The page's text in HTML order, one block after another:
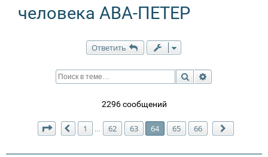
человека АВА-ПЕТЕР
Ответить
Поиск
2296 сообщений
Страница 64 из66
Пред.
1 … 62 63 64 65 66